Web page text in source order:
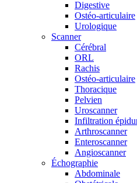
Digestive
Ostéo-articulaire
Urologique
Scanner
Cérébral
ORL
Rachis
Ostéo-articulaire
Thoracique
Pelvien
Uroscanner
Infiltration
Arthroscanner
Enteroscanner
Angioscanner
Échographie
Abdominale